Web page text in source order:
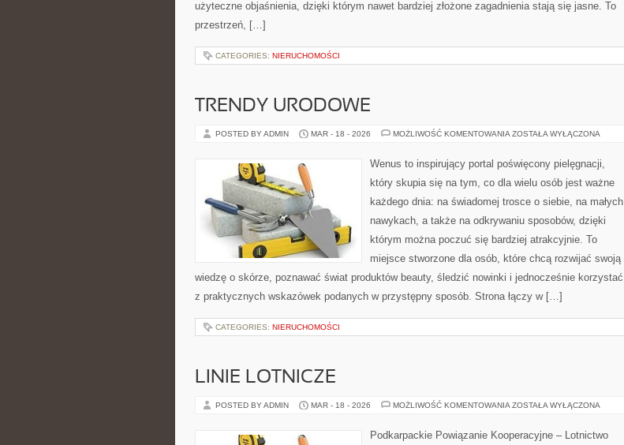
użyteczne objaśnienia, dzięki którym nawet bardziej złożone zagadnienia stają się jasne. To
przestrzeń, […]
CATEGORIES: NIERUCHOMOŚCI
TRENDY URODOWE
POSTED BY ADMIN MAR - 18 - 2026 MOŻLIWOŚĆ KOMENTOWANIA TRENDY
ZOSTAŁA WYŁĄCZONA
Wenus to inspirujący portal poświęcony pielęgnacji,
który skupia się na tym, co dla wielu osób jest ważne
każdego dnia: na świadomej trosce o siebie, na małych
nawykach, a także na odkrywaniu sposobów, dzięki
którym można poczuć się bardziej atrakcyjnie. To
miejsce stworzone dla osób, które chcą rozwijać swoją
wiedzę o skórze, poznawać świat produktów beauty, śledzić nowinki i jednocześnie korzystać
z praktycznych wskazówek podanych w przystępny sposób. Strona łączy w […]
CATEGORIES: NIERUCHOMOŚCI
LINIE LOTNICZE
POSTED BY ADMIN MAR - 18 - 2026 MOŻLIWOŚĆ KOMENTOWANIA LINIE
ZOSTAŁA WYŁĄCZONA
Podkarpackie Powiązanie Kooperacyjne – Lotnictwo